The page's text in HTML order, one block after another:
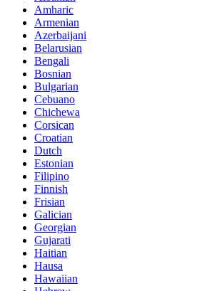
Amharic
Armenian
Azerbaijani
Belarusian
Bengali
Bosnian
Bulgarian
Cebuano
Chichewa
Corsican
Croatian
Dutch
Estonian
Filipino
Finnish
Frisian
Galician
Georgian
Gujarati
Haitian
Hausa
Hawaiian